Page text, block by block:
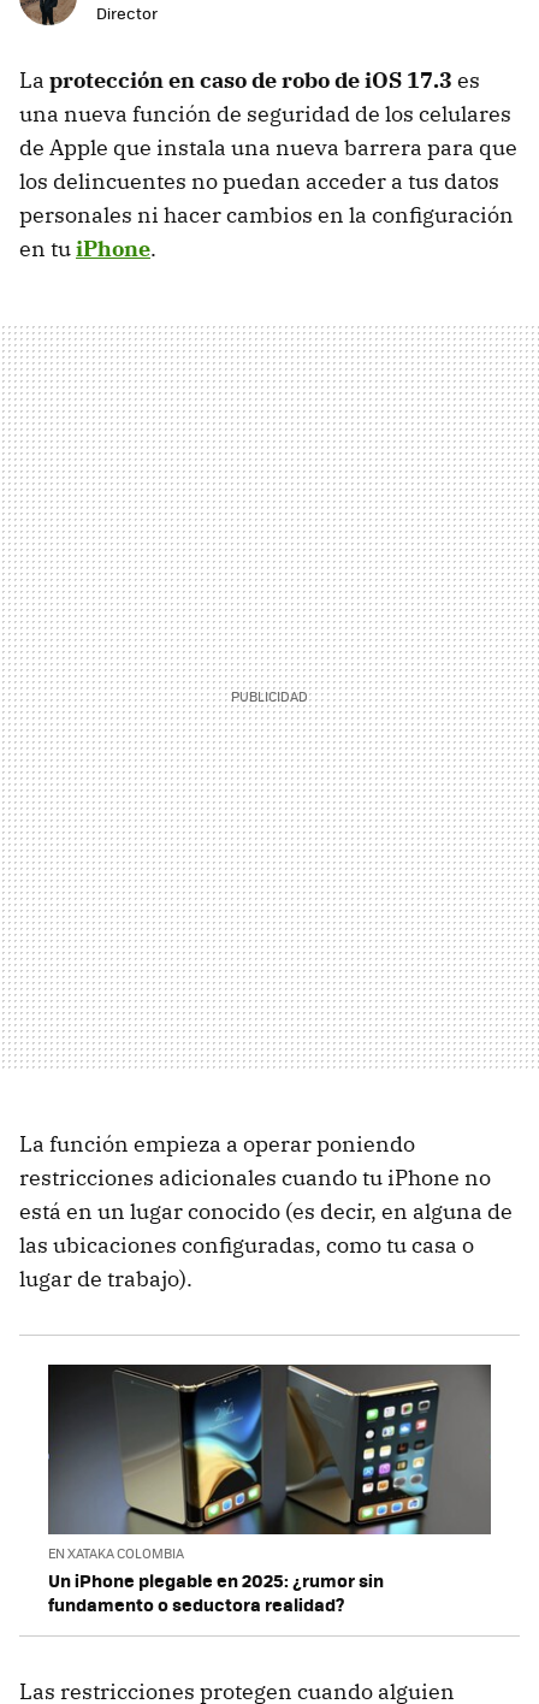
Director
La protección en caso de robo de iOS 17.3 es
una nueva función de seguridad de los celulares
de Apple que instala una nueva barrera para que
los delincuentes no puedan acceder a tus datos
personales ni hacer cambios en la configuración
en tuiPhone.
La función empieza a operar poniendo
restricciones adicionales cuando tu iPhone no
está en un lugar conocido (es decir, en alguna de
las ubicaciones configuradas, como tu casa o
lugar de trabajo).
EN XATAKA COLOMBIA
Un iPhone plegable en 2025: ¿rumor sin
fundamento o seductora realidad?
Las restricciones protegen cuando alguien